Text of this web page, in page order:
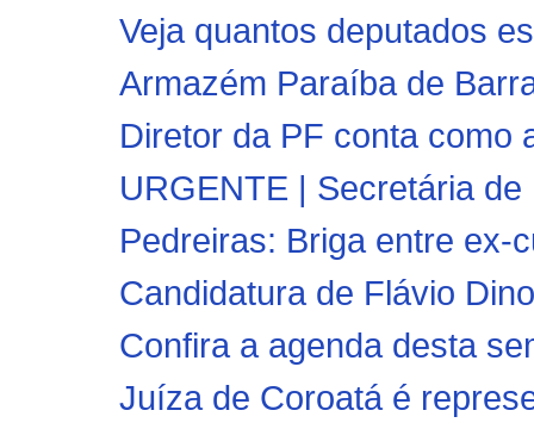
Veja quantos deputados
Armazém Paraíba de
Diretor da PF conta como
URGENTE | Secretária
Pedreiras: Briga entre ex-
Candidatura de Flávio
Confira a agenda desta
Juíza de Coroatá é